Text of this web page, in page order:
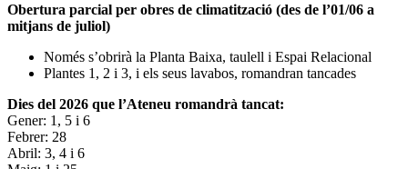
Obertura parcial per obres de climatització (des de l’01/06 a
mitjans de juliol)
Només s’obrirà la Planta Baixa, taulell i Espai Relacional
Plantes 1, 2 i 3, i els seus lavabos, romandran tancades
Dies del 2026 que l’Ateneu romandrà tancat:
Gener: 1, 5 i 6
Febrer: 28
Abril: 3, 4 i 6